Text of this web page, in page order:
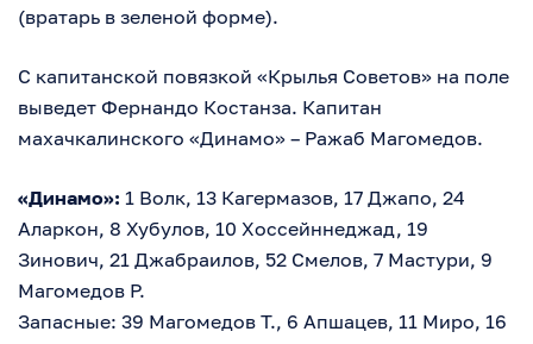
(вратарь в зеленой форме).
С капитанской повязкой «Крылья Советов» на поле
выведет Фернандо Костанза. Капитан
махачкалинского «Динамо» – Ражаб Магомедов.
«Динамо»: 1 Волк, 13 Кагермазов, 17 Джапо, 24
Аларкон, 8 Хубулов, 10 Хоссейннеджад, 19
Зинович, 21 Джабраилов, 52 Смелов, 7 Мастури, 9
Магомедов Р.
Запасные: 39 Магомедов Т., 6 Апшацев, 11 Миро, 16